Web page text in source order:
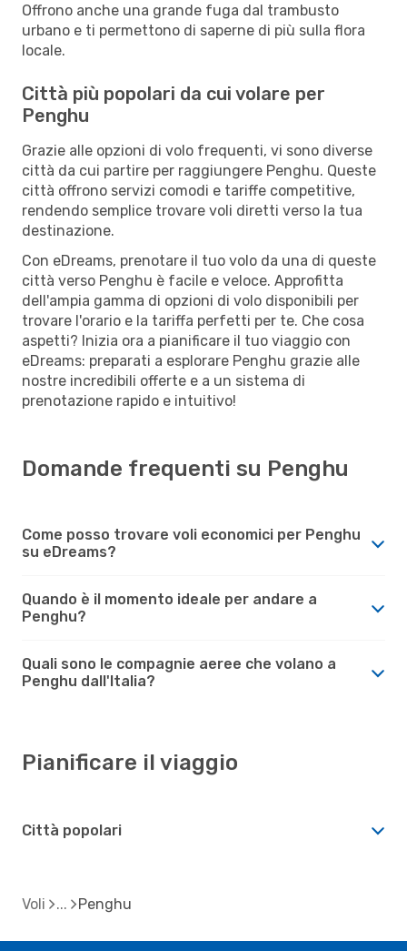
Offrono anche una grande fuga dal trambusto
urbano e ti permettono di saperne di più sulla flora
locale.
Città più popolari da cui volare per
Penghu
Grazie alle opzioni di volo frequenti, vi sono diverse
città da cui partire per raggiungere Penghu. Queste
città offrono servizi comodi e tariffe competitive,
rendendo semplice trovare voli diretti verso la tua
destinazione.
Con eDreams, prenotare il tuo volo da una di queste
città verso Penghu è facile e veloce. Approfitta
dell'ampia gamma di opzioni di volo disponibili per
trovare l'orario e la tariffa perfetti per te. Che cosa
aspetti? Inizia ora a pianificare il tuo viaggio con
eDreams: preparati a esplorare Penghu grazie alle
nostre incredibili offerte e a un sistema di
prenotazione rapido e intuitivo!
Domande frequenti su Penghu
Come posso trovare voli economici per Penghu
su eDreams?
Quando è il momento ideale per andare a
Penghu?
Quali sono le compagnie aeree che volano a
Penghu dall'Italia?
Pianificare il viaggio
Città popolari
Voli Penghu